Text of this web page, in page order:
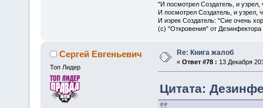
"И посмотрел Создатель, и
И посмотрел Создатель, и узрел,
И изрек Создатель: "Сие очень
(с) "Откровения" от Дезинфектора
Сергей Евгеньевич
Топ Лидер
Re: Книга жалоб
« Ответ #78 : 13 Декабря
Цитата: